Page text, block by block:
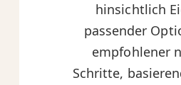
hinsichtlich
passender
empfohlener
Schritte,